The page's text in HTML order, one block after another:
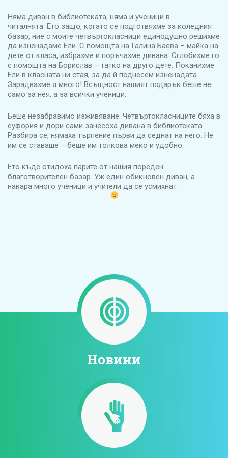
Няма диван в библиотеката, няма и ученици в
читалнята. Ето защо, когато се подготвяхме за коледния
базар, ние с моите четвъртокласници единодушно решихме
да изненадаме Ели. С помощта на Галина Баева – майка на
дете от класа, избрахме и поръчахме дивана. Сглобихме го
с помощта на Борислав – татко на друго дете. Поканихме
Ели в класната ни стая, за да й поднесем изненадата.
Зарадвахме я много! Всъщност нашият подарък беше не
само за нея, а за всички ученици.
Беше незабравимо изживяване. Четвъртокласниците бяха в
еуфория и дори сами занесоха дивана в библиотеката.
Разбира се, нямаха търпение първи да седнат на него. Не
им се ставаше – беше им толкова меко и удобно.
Ето къде отидоха парите от нашия пореден
благотворителен базар. Уж един обикновен диван, а
накара много ученици и учители да се усмихнат
Новини